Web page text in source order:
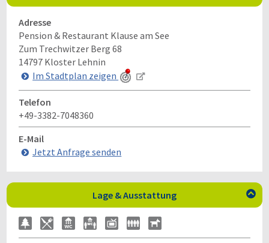
Adresse
Pension & Restaurant Klause am See
Zum Trechwitzer Berg 68
14797 Kloster Lehnin
Im Stadtplan zeigen
Telefon
+49-3382-7048360
E-Mail
Jetzt Anfrage senden
Lage & Ausstattung 